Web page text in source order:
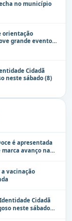
no município
orientação
grande evento
contra a mulher
Cidadã
neste sábado (8)
é apresentada
avanço na
vacinação
Cidadã
neste sábado